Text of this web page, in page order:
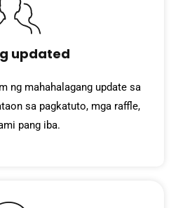
updated
ng mahahalagang update sa
sa pagkatuto, mga raffle,
pang iba.